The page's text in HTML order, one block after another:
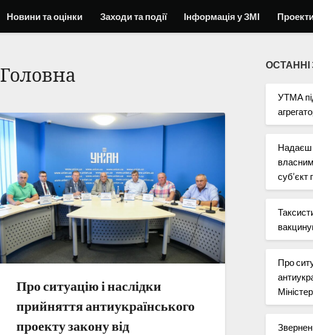
Новини та оцінки Заходи та події Інформація у ЗМІ
Головна
Про ситуацію і наслідки
прийняття антиукраїнського
проекту закону від
УТМА
Надаєш
суб’єкт
Про